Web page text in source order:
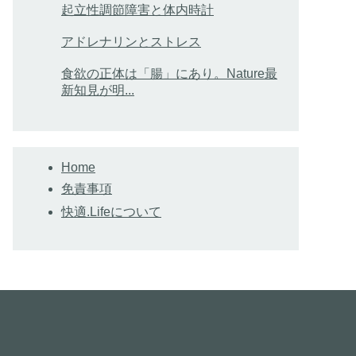
起立性調節障害と体内時計
アドレナリンとストレス
食欲の正体は「腸」にあり。Nature最
新知見が明...
Home
免責事項
快適.Lifeについて